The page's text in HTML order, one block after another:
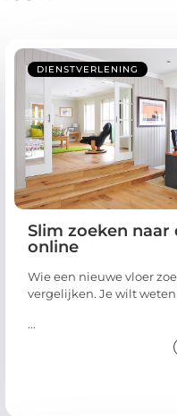
DIENSTVERLENING
Slim zoeken
online
Wie een nieuwe vloer
vergelijken. Je wilt
...